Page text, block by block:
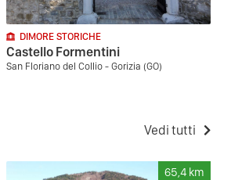
DIMORE STORICHE
Castello Formentini
San Floriano del Collio - Gorizia (GO)
Vedi tutti
65,4 km